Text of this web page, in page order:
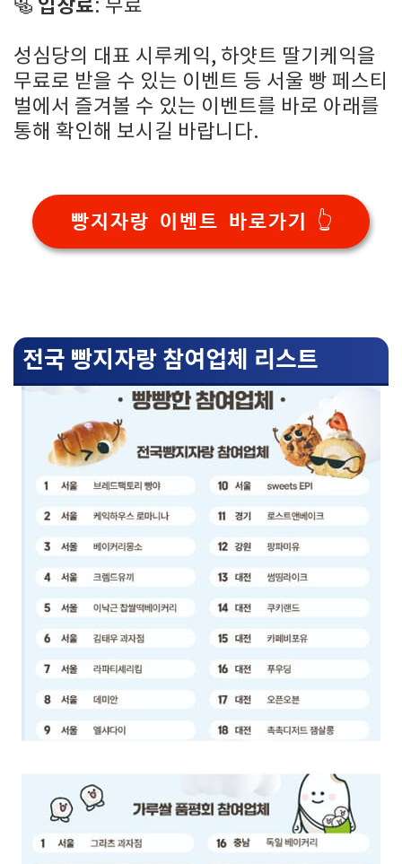
🥯 입장료: 무료
성심당의 대표 시루케익, 하얏트 딸기케익을
무료로 받을 수 있는 이벤트 등 서울 빵 페스티
벌에서 즐겨볼 수 있는 이벤트를 바로 아래를
통해 확인해 보시길 바랍니다.
빵지자랑 이벤트 바로가기 👆
전국 빵지자랑 참여업체 리스트